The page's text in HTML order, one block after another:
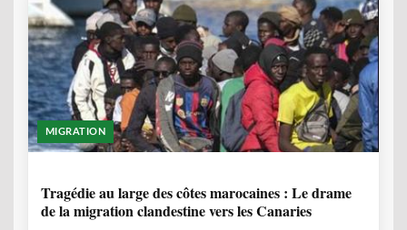
MIGRATION
Tragédie au large des côtes marocaines : Le drame
de la migration clandestine vers les Canaries